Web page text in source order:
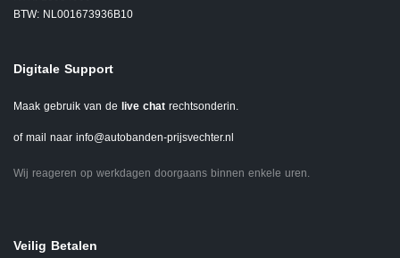
BTW: NL001673936B10
Digitale Support
Maak gebruik van de live chat rechtsonderin.
of mail naar info@autobanden-prijsvechter.nl
Wij reageren op werkdagen doorgaans binnen enkele uren.
Veilig Betalen